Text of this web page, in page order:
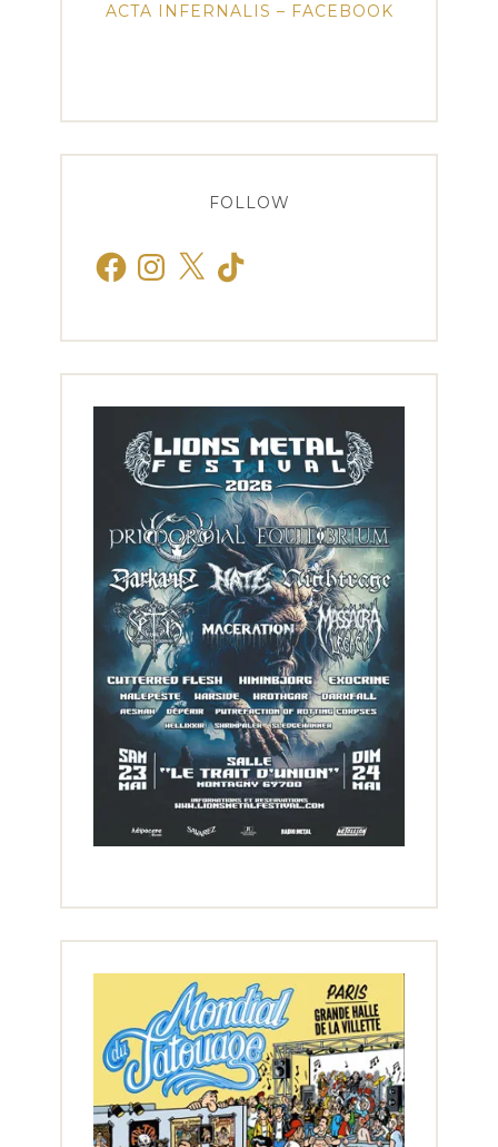
ACTA INFERNALIS – FACEBOOK
FOLLOW
FacebookInstagram
X TikTok